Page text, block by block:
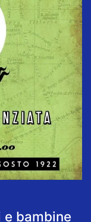
bambine